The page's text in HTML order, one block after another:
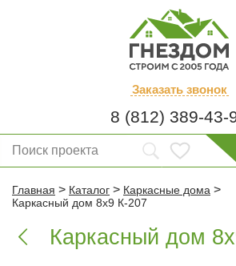
Заказать звонок
8 (812) 389-43-
Главная > Каталог > Каркасные дома >
Каркасный дом 8х9 К-207
 Каркасный дом